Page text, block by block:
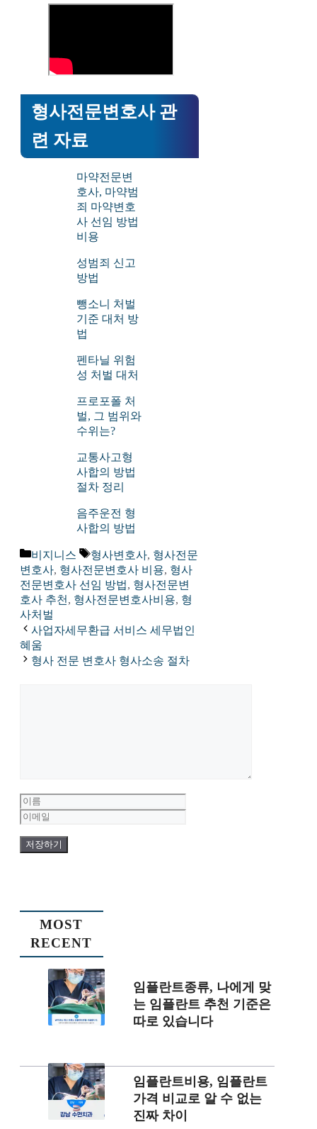
형사전문변호사 관
련 자료
마약전문변
호사, 마약범
죄 마약변호
사 선임 방법
비용
성범죄 신고
방법
뺑소니 처벌
기준 대처 방
법
펜타닐 위험
성 처벌 대처
프로포폴 처
벌, 그 범위와
수위는?
교통사고형
사합의 방법
절차 정리
음주운전 형
사합의 방법
카
테
고
리
비지니스
태
그
형사변호사, 형사전문
변호사, 형사전문변호사 비용, 형사
전문변호사 선임 방법, 형사전문변
호사 추천 , 형사전문변호사비용, 형
사처벌
사업자세무환급 서비스 세무법인
혜움
형사 전문 변호사 형사소송 절차
이
름
MOST
RECENT
임플란트종류, 나에게 맞
는 임플란트 추천 기준은
따로 있습니다
임플란트비용, 임플란트
가격 비교로 알 수 없는
진짜 차이